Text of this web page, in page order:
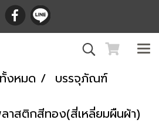
งหมด
บรรจุภัณฑ์
าสติกสีทอง(สี่เหลี่ยมผืนผ้า)